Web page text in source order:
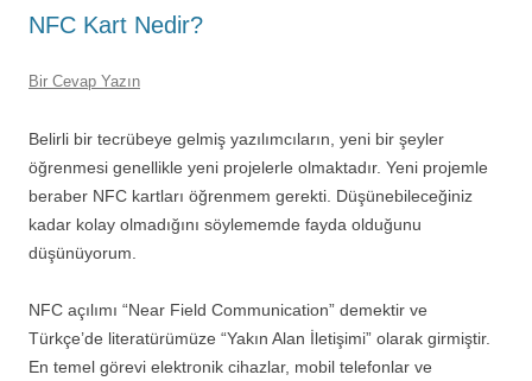
NFC Kart Nedir?
Bir Cevap Yazın
Belirli bir tecrübeye gelmiş yazılımcıların, yeni bir şeyler
öğrenmesi genellikle yeni projelerle olmaktadır. Yeni projemle
beraber NFC kartları öğrenmem gerekti. Düşünebileceğiniz
kadar kolay olmadığını söylememde fayda olduğunu
düşünüyorum.
NFC açılımı “Near Field Communication” demektir ve
Türkçe’de literatürümüze “Yakın Alan İletişimi” olarak girmiştir.
En temel görevi elektronik cihazlar, mobil telefonlar ve